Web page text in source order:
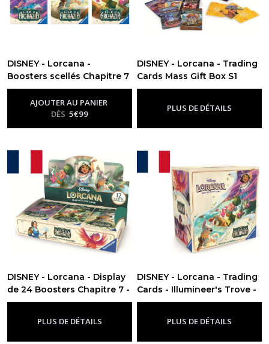
DISNEY - Lorcana -
Boosters scellés Chapitre 7
- FR-Chapitre 7
AJOUTER AU PANIER
DÈS 5€99
DISNEY - Lorcana - Trading
Cards Mass Gift Box S1
Chap. 7 - FR-Chapitre 7
PLUS DE DÉTAILS
DISNEY - Lorcana - Display
de 24 Boosters Chapitre 7 -
FR-Chapitre 7
PLUS DE DÉTAILS
DISNEY - Lorcana - Trading
Cards - Illumineer's Trove -
Chapitre 7 - FR-Chapitre 7
PLUS DE DÉTAILS